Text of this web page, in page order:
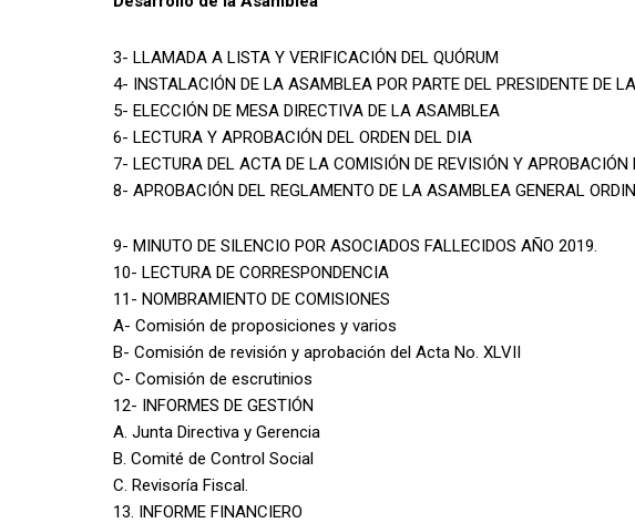
3- LLAMADA A LISTA Y VERIFICACIÓN DEL QUÓRUM
4- INSTALACIÓN DE LA ASAMBLEA POR PARTE DEL PRESIDENTE DE
5- ELECCIÓN DE MESA DIRECTIVA DE LA ASAMBLEA
6- LECTURA Y APROBACIÓN DEL ORDEN DEL DIA
7- LECTURA DEL ACTA DE LA COMISIÓN DE REVISIÓN Y APROBACIÓN
8- APROBACIÓN DEL REGLAMENTO DE LA ASAMBLEA GENERAL
9- MINUTO DE SILENCIO POR ASOCIADOS FALLECIDOS AÑO 2019.
10- LECTURA DE CORRESPONDENCIA
11- NOMBRAMIENTO DE COMISIONES
A- Comisión de proposiciones y varios
B- Comisión de revisión y aprobación del Acta No. XLVII
C- Comisión de escrutinios
12- INFORMES DE GESTIÓN
A. Junta Directiva y Gerencia
B. Comité de Control Social
C. Revisoría Fiscal.
13. INFORME FINANCIERO